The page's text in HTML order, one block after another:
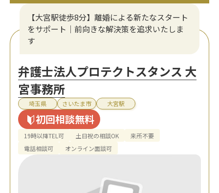
【大宮駅徒歩8分】離婚による新たなスタート
をサポート｜前向きな解決策を追求いたしま
す
弁護士法人プロテクトスタンス 大
宮事務所
埼玉県 さいたま市 大宮駅
初回相談無料
19時以降TEL可 土日祝の相談OK
来所不要
電話相談可
オンライン面談可